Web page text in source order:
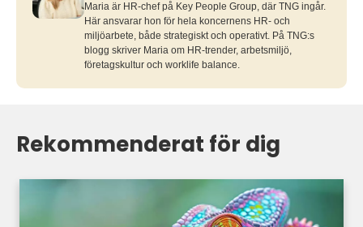
Maria är HR-chef på Key People Group, där TNG ingår.
Här ansvarar hon för hela koncernens HR- och
miljöarbete, både strategiskt och operativt. På TNG:s
blogg skriver Maria om HR-trender, arbetsmiljö,
företagskultur och worklife balance.
Rekommenderat för dig